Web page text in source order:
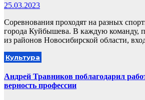
25.03.2023
Соревнования проходят на разных
города Куйбышева. В каждую команду,
из районов Новосибирской области,
Культура
Андрей Травников поблагодарил
верность профессии